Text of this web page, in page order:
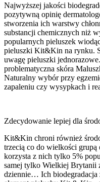
Najwyższej jakości
pozytywną opinię
stworzenia ich warstwy
substancji chemicznych niż
popularnych pieluszek
pieluszki Kit&Kin na rynku.
uwagę pieluszki
problematyczna skóra
Naturalny wybór przy
zapaleniu czy wysypkach i
Zdecydowanie lepiej dla
Kit&Kin chroni również
trzecią co do wielkości
korzysta z nich tylko 5%
samej tylko Wielkiej Brytanii
dziennie… Ich biodegradacja